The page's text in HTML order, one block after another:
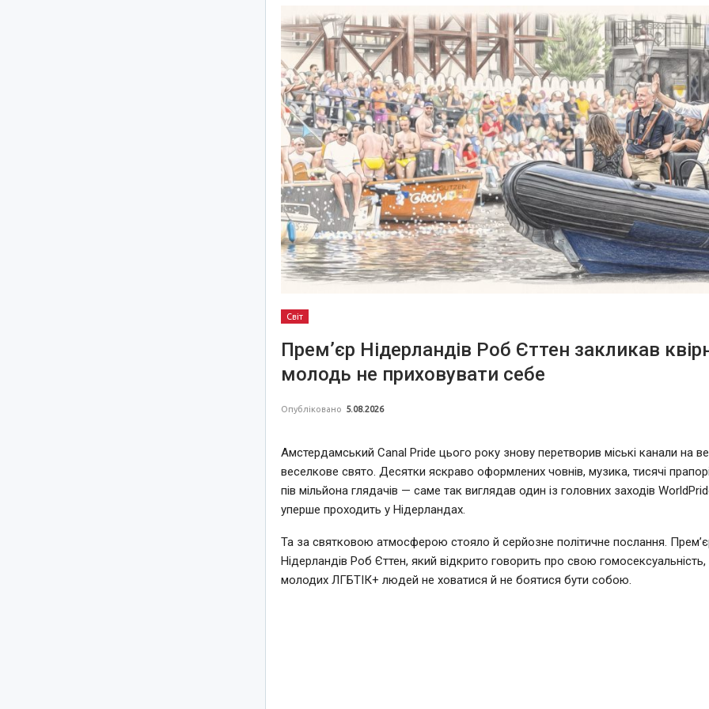
Світ
Прем’єр Нідерландів Роб Єттен закликав
молодь не приховувати себе
Опубліковано 5.08.2026
Амстердамський Canal Pride цього року знову перетворив міські канали на
веселкове свято. Десятки яскраво оформлених човнів, музика, тисячі
пів мільйона глядачів — саме так виглядав один із головних заходів
уперше проходить у Нідерландах.
Та за святковою атмосферою стояло й серйозне політичне послання.
Нідерландів Роб Єттен, який відкрито говорить про свою
молодих ЛГБТІК+ людей не ховатися й не боятися бути собою.